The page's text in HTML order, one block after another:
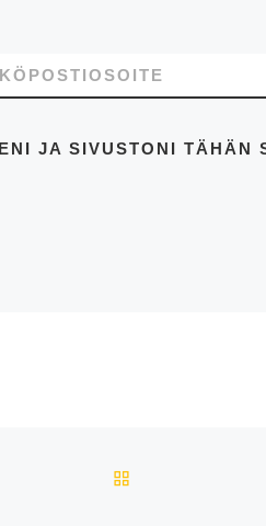
JA SIVUSTONI TÄHÄN